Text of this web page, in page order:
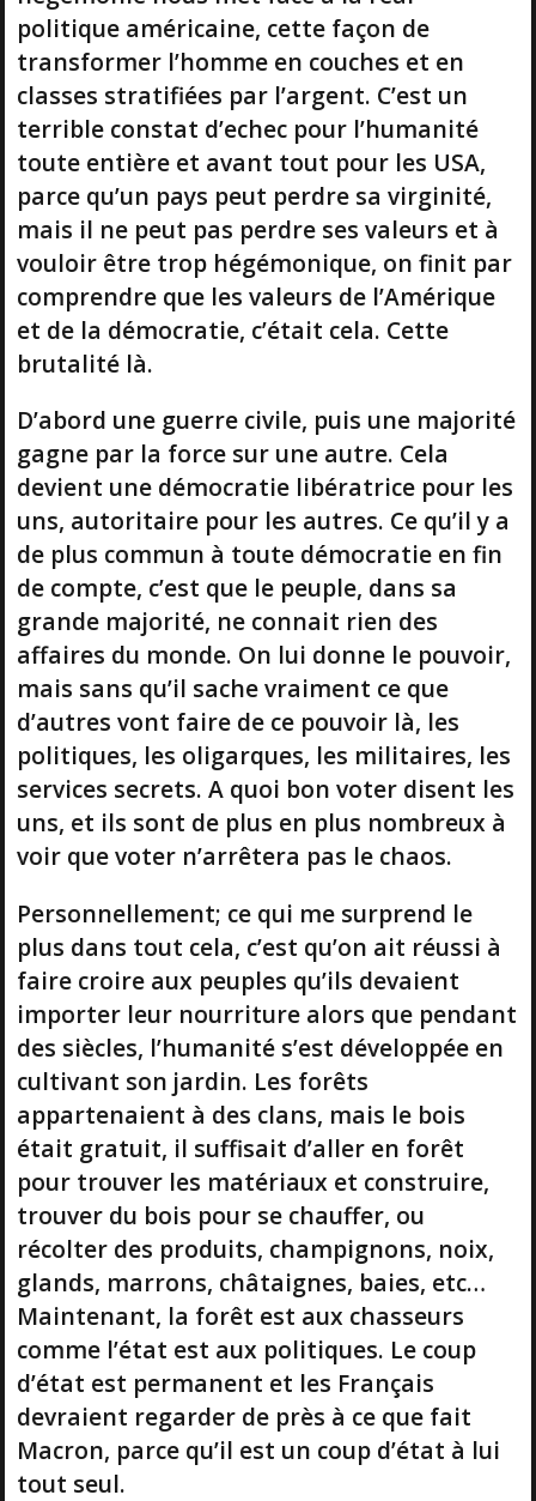
politique américaine, cette façon de
transformer l’homme en couches et en
classes stratifiées par l’argent. C’est un
terrible constat d’echec pour l’humanité
toute entière et avant tout pour les USA,
parce qu’un pays peut perdre sa virginité,
mais il ne peut pas perdre ses valeurs et à
vouloir être trop hégémonique, on finit par
comprendre que les valeurs de l’Amérique
et de la démocratie, c’était cela. Cette
brutalité là.
D’abord une guerre civile, puis une majorité
gagne par la force sur une autre. Cela
devient une démocratie libératrice pour les
uns, autoritaire pour les autres. Ce qu’il y a
de plus commun à toute démocratie en fin
de compte, c’est que le peuple, dans sa
grande majorité, ne connait rien des
affaires du monde. On lui donne le pouvoir,
mais sans qu’il sache vraiment ce que
d’autres vont faire de ce pouvoir là, les
politiques, les oligarques, les militaires, les
services secrets. A quoi bon voter disent les
uns, et ils sont de plus en plus nombreux à
voir que voter n’arrêtera pas le chaos.
Personnellement; ce qui me surprend le
plus dans tout cela, c’est qu’on ait réussi à
faire croire aux peuples qu’ils devaient
importer leur nourriture alors que pendant
des siècles, l’humanité s’est développée en
cultivant son jardin. Les forêts
appartenaient à des clans, mais le bois
était gratuit, il suffisait d’aller en forêt
pour trouver les matériaux et construire,
trouver du bois pour se chauffer, ou
récolter des produits, champignons, noix,
glands, marrons, châtaignes, baies, etc…
Maintenant, la forêt est aux chasseurs
comme l’état est aux politiques. Le coup
d’état est permanent et les Français
devraient regarder de près à ce que fait
Macron, parce qu’il est un coup d’état à lui
tout seul.